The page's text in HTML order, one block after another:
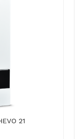
21